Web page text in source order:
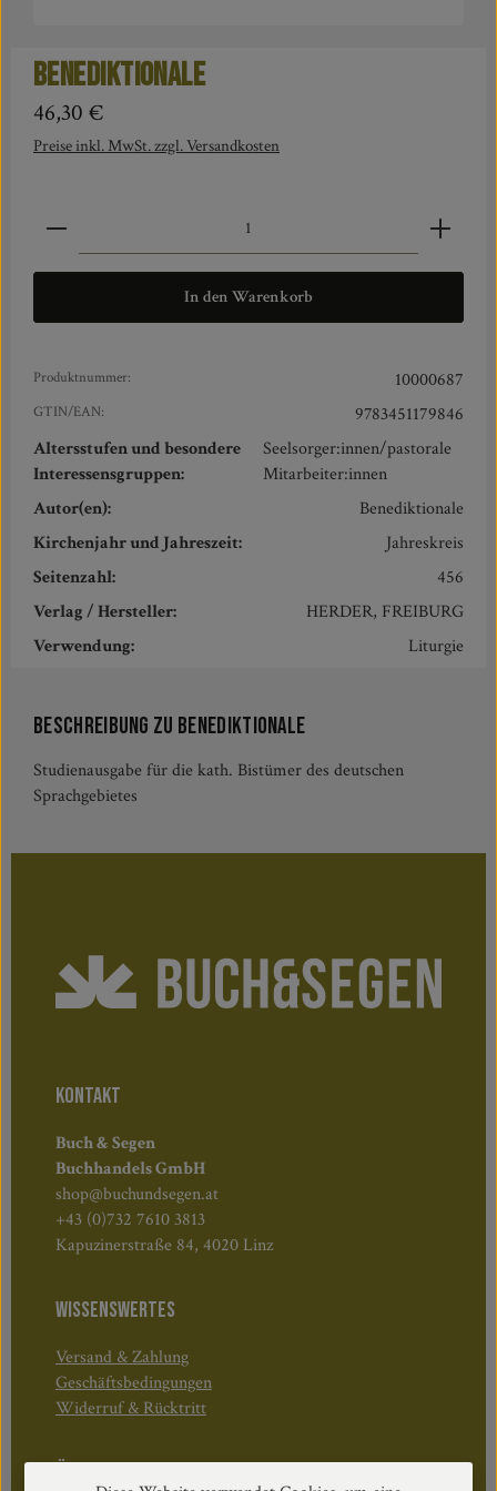
Benediktionale
Regulärer Preis:
46,30 €
Preise inkl. MwSt. zzgl. Versandkosten
Produkt Anzahl: Gib den gewünschten Wert ein oder
In den Warenkorb
Produktnummer: 10000687
GTIN/EAN:
9783451179846
Altersstufen und besondere
Interessensgruppen:
Seelsorger:innen/pastorale
Mitarbeiter:innen
Autor(en):
Benediktionale
Kirchenjahr und Jahreszeit:
Jahreskreis
Seitenzahl:
456
Verlag / Hersteller:
HERDER, FREIBURG
Verwendung:
Liturgie
Beschreibung zu Benediktionale
Studienausgabe für die kath. Bistümer des deutschen
Sprachgebietes
KONTAKT
Buch & Segen
Buchhandels GmbH
shop@buchundsegen.at
+43 (0)732 7610 3813
Kapuzinerstraße 84, 4020 Linz
WISSENSWERTES
Versand & Zahlung
Geschäftsbedingungen
Widerruf & Rücktritt
Öffnungszeiten: